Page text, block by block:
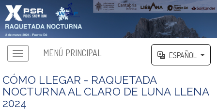
MENÚ PRINCIPAL ESPAÑOL
CÓMO LLEGAR - RAQUETADA
NOCTURNA AL CLARO DE LUNA LLENA
2024